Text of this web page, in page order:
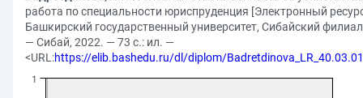
работа по специальности юриспруденция [Электронный
Башкирский государственный университет, Сибайский
— Сибай, 2022. — 73 с.: ил. —
<URL:https://elib.bashedu.ru/dl/diplom/